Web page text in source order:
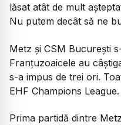
lăsat atât de mult
Nu putem decât să ne
Metz și CSM București
Franțuzoaicele au
s-a impus de trei ori.
EHF Champions League.
Prima partidă dintre